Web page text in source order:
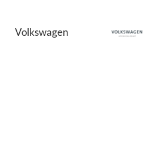
Volkswagen